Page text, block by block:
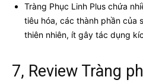
Tràng Phục Linh Plus chứa
tiêu hóa, các thành phần của
thiên nhiên, ít gây tác dụng
7, Review Tràng